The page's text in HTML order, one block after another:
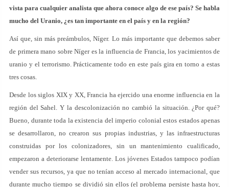
vista para cualquier analista que ahora conoce algo de ese país? Se habla
mucho del Uranio, ¿es tan importante en el país y en la región?
Así que, sin más preámbulos, Níger. Lo más importante que debemos saber
de primera mano sobre Níger es la influencia de Francia, los yacimientos de
uranio y el terrorismo. Prácticamente todo en este país gira en torno a estas
tres cosas.
Desde los siglos XIX y XX, Francia ha ejercido una enorme influencia en la
región del Sahel. Y la descolonización no cambió la situación. ¿Por qué?
Bueno, durante toda la existencia del imperio colonial estos estados apenas
se desarrollaron, no crearon sus propias industrias, y las infraestructuras
construidas por los colonizadores, sin un mantenimiento cualificado,
empezaron a deteriorarse lentamente. Los jóvenes Estados tampoco podían
vender sus recursos, ya que no tenían acceso al mercado internacional, que
durante mucho tiempo se dividió sin ellos (el problema persiste hasta hoy,